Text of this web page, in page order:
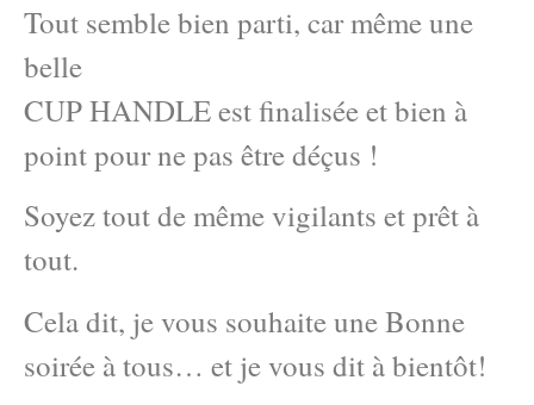
Tout semble bien parti, car même une
belle
CUP HANDLE est finalisée et bien à
point pour ne pas être déçus !
Soyez tout de même vigilants et prêt à
tout.
Cela dit, je vous souhaite une Bonne
soirée à tous… et je vous dit à bientôt!